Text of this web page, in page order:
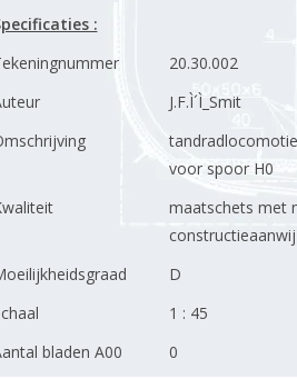
:
20.30.002
J.F.Ì´Ì_Smit
voor spoor H0
maatschets met
D
1 : 45
bladen A00
0